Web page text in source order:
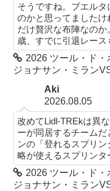
そうですね。ブエル
のかと思ってました
だけ贅沢な布陣なの
歳、すでに引退レー
2026 ツール・ド
ジョナサン・ミラン
Aki
2026.08.05
改めてLidl-TREkは異
ーが同居するチーム
ンの「登れるスプリ
略が使えるスプリン
2026 ツール・ド
ジョナサン・ミラン